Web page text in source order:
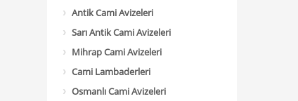
Antik Cami Avizeleri
Sarı Antik Cami Avizeleri
Mihrap Cami Avizeleri
Cami Lambaderleri
Osmanlı Cami Avizeleri